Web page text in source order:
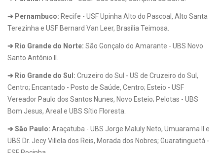
➔ Pernambuco: Recife - USF Upinha Alto do Pascoal, Alto Santa
Terezinha e USF Bernard Van Leer, Brasília Teimosa.
➔ Rio Grande do Norte: São Gonçalo do Amarante - UBS Novo
Santo Antônio II.
➔ Rio Grande do Sul: Cruzeiro do Sul - US de Cruzeiro do Sul,
Centro; Encantado - Posto de Saúde, Centro; Esteio - USF
Vereador Paulo dos Santos Nunes, Novo Esteio; Pelotas - UBS
Bom Jesus, Areal e UBS Sítio Floresta.
➔ São Paulo: Araçatuba - UBS Jorge Maluly Neto, Umuarama II e
UBS Dr. Jecy Villela dos Reis, Morada dos Nobres; Guaratinguetá -